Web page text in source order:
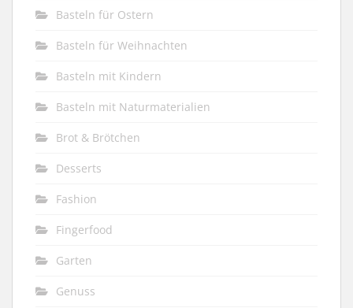
Basteln für Ostern
Basteln für Weihnachten
Basteln mit Kindern
Basteln mit Naturmaterialien
Brot & Brötchen
Desserts
Fashion
Fingerfood
Garten
Genuss